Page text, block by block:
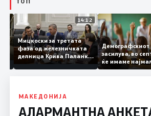
15:20
Во
14:12
Мицкоски за третата
фаза од железничката
делница Крива Паланка
– Деве Баир: Проектот
нема да заврши на
целина
засилува, во
ќе имаме
првачиња
МАКЕДОНИЈА
АЛАРМАНТНА